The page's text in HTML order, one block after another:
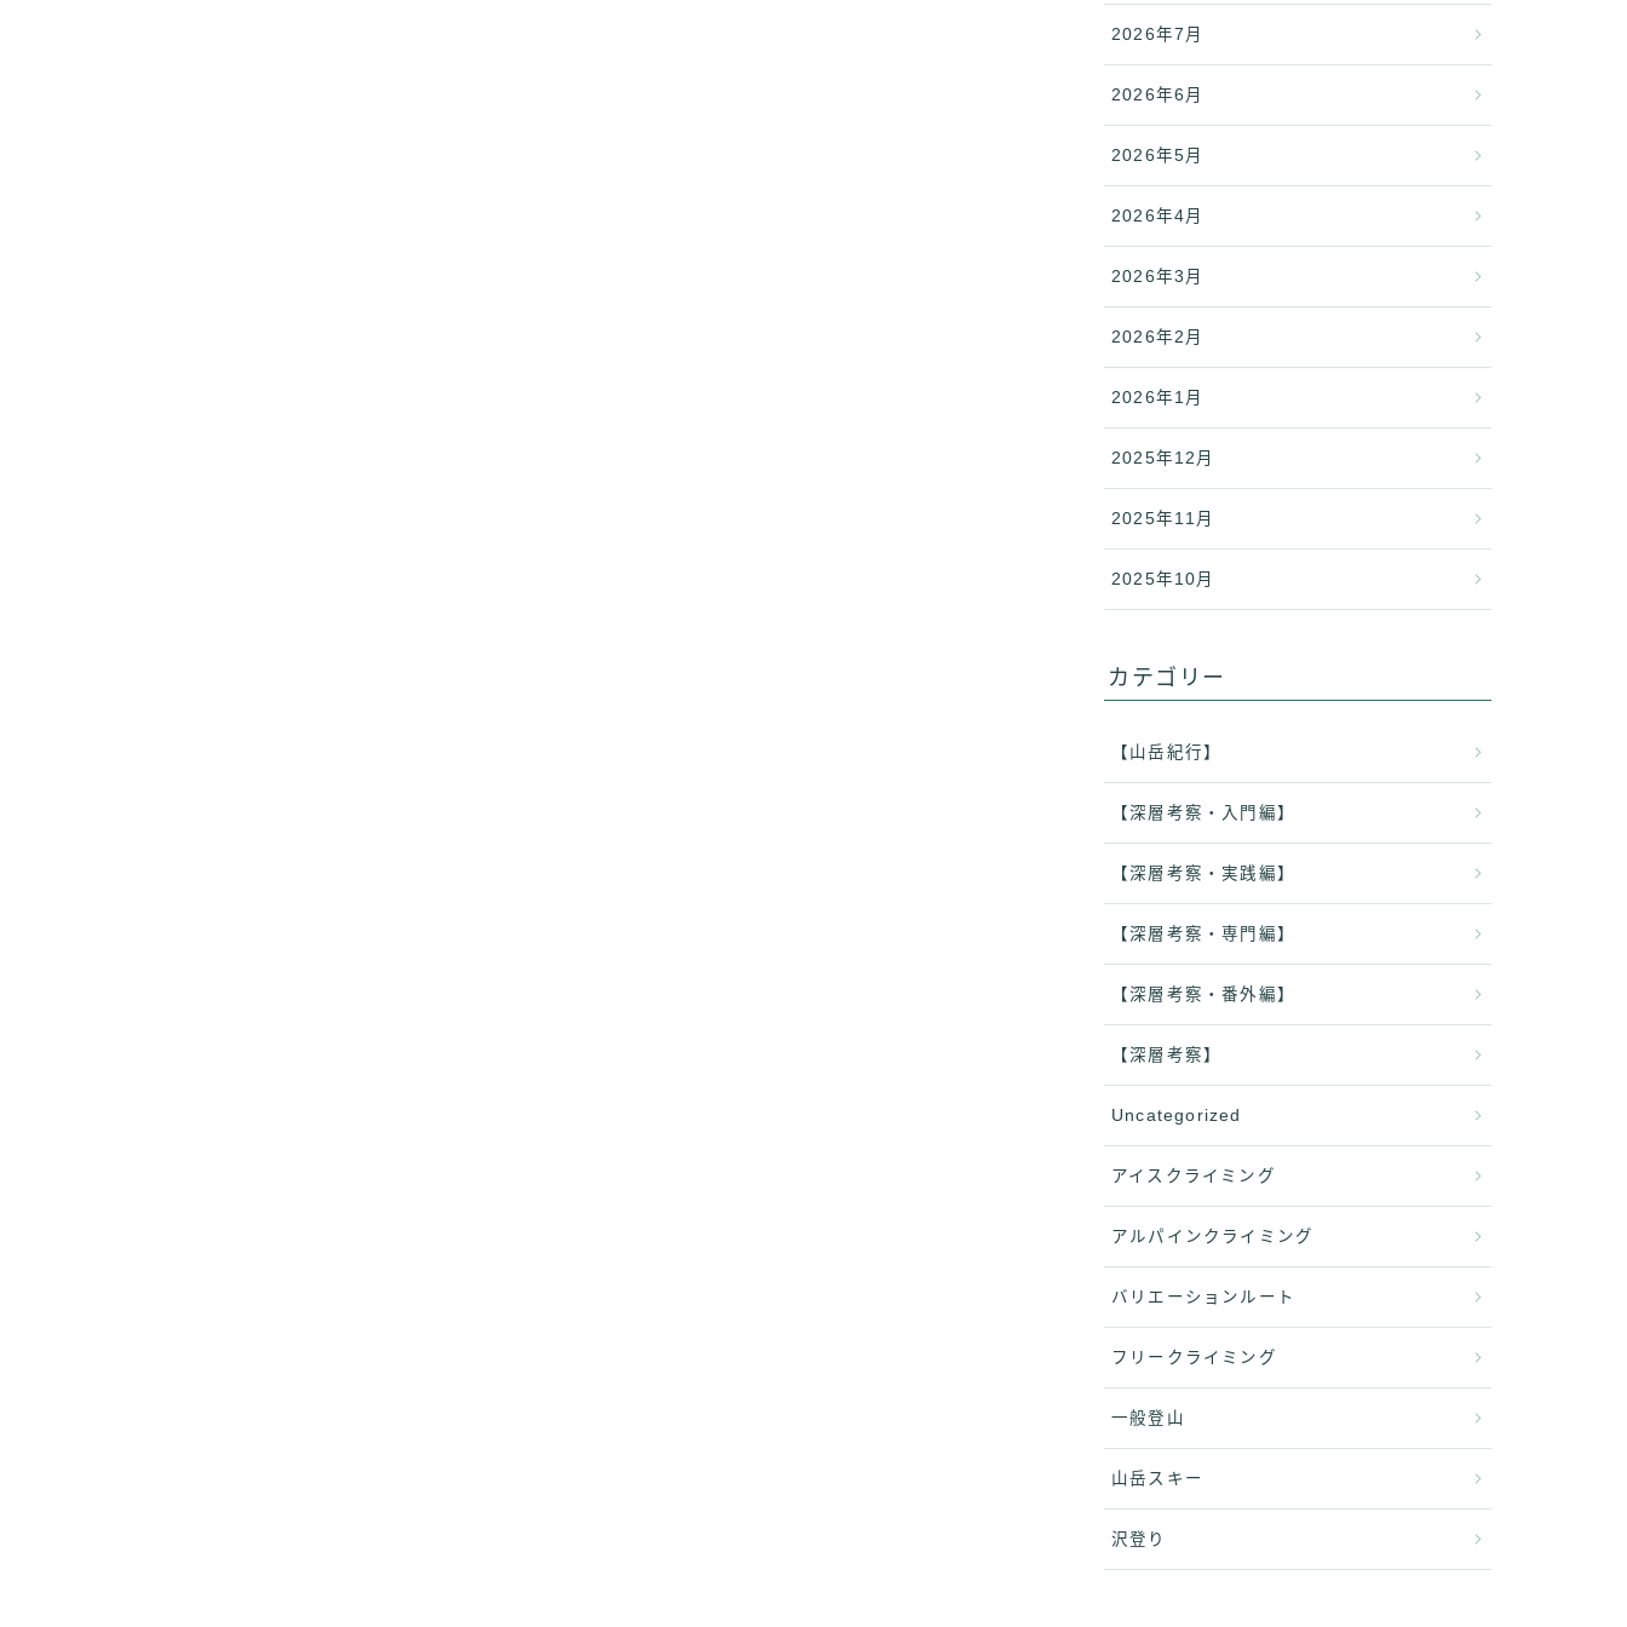
2026年7月
2026年6月
2026年5月
2026年4月
2026年3月
2026年2月
2026年1月
2025年12月
2025年11月
2025年10月
カテゴリー
【山岳紀行】
【深層考察・入門編】
【深層考察・実践編】
【深層考察・専門編】
【深層考察・番外編】
【深層考察】
Uncategorized
アイスクライミング
アルパインクライミング
バリエーションルート
フリークライミング
一般登山
山岳スキー
沢登り